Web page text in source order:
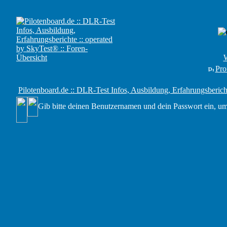
Pilotenboard.de :: DLR-Test Infos, Ausbildung,
Gib bitte deinen Benutzernamen und dein Passwort ein,